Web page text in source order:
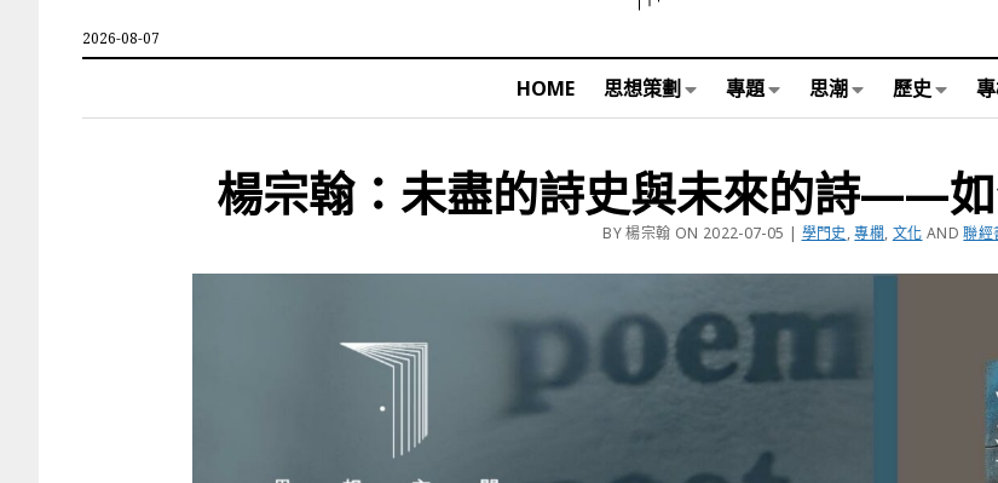
2026-08-07
HOME 思想策劃 專題 思潮 歷史
楊宗翰：未盡的詩史與未來的詩——
BY 楊宗翰 ON 2022-07-05 | 學門史,專欄, 文化 AND聯經